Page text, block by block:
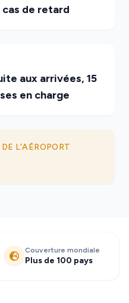
cas de retard
aux arrivées, 15
en charge
L’AÉROPORT
Couverture mondiale
Plus de 100 pays